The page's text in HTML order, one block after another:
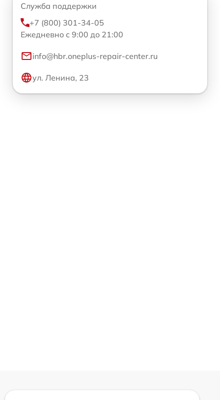
Служба поддержки
+7 (800) 301-34-05
Ежедневно с 9:00 до 21:00
info@hbr.oneplus-repair-center.ru
ул. Ленина, 23